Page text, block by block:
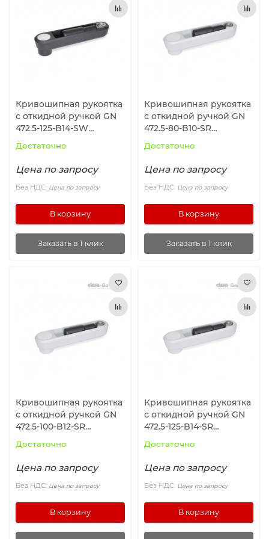
Магниты удерживающие
Компоненты линейного движения
Вакуумные компоненты
Кривошипная рукоятка
с откидной ручкой GN
472.5-125-B14-SW
Достаточно
Цена по запросу
Без НДС: Цена по запросу
В корзину
Заказать в 1 клик
Кривошипная рукоятка
с откидной ручкой GN
472.5-80-B10-SR
Достаточно
Цена по запросу
Без НДС: Цена по запросу
В корзину
Заказать в 1 клик
Кривошипная рукоятка
с откидной ручкой GN
472.5-100-B12-SR
Достаточно
Цена по запросу
Без НДС: Цена по запросу
В корзину
Кривошипная рукоятка
с откидной ручкой GN
472.5-125-B14-SR
Достаточно
Цена по запросу
Без НДС: Цена по запросу
В корзину